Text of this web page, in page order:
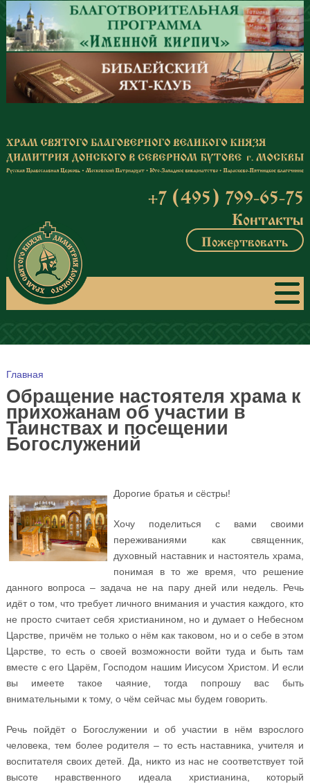
Перейти к основному содержанию
+7 (495) 799-65-75
Контакты
Пожертвовать
Вы здесь
Главная
Обращение настоятеля храма к
прихожанам об участии в
Таинствах и посещении
Богослужений
Дорогие братья и сёстры!
Хочу поделиться с вами своими
переживаниями как священник,
духовный наставник и настоятель храма,
понимая в то же время, что решение
данного вопроса – задача не на пару дней или недель. Речь
идёт о том, что требует личного внимания и участия каждого, кто
не просто считает себя христианином, но и думает о Небесном
Царстве, причём не только о нём как таковом, но и о себе в этом
Царстве, то есть о своей возможности войти туда и быть там
вместе с его Царём, Господом нашим Иисусом Христом. И если
вы имеете такое чаяние, тогда попрошу вас быть
внимательными к тому, о чём сейчас мы будем говорить.
Речь пойдёт о Богослужении и об участии в нём взрослого
человека, тем более родителя – то есть наставника, учителя и
воспитателя своих детей. Да, никто из нас не соответствует той
высоте нравственного идеала христианина, который